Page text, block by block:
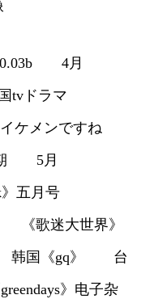
4月
tvドラマ
ケメンですね
期 5月
》五月号
《歌迷大世界》
国《gq》 台
》电子杂